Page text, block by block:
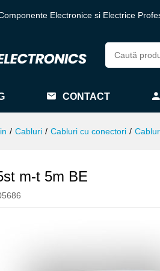
Electronice si Electrice
CONTACT
/ Cabluri / Cabluri cu conectori /
m-t 5m BE